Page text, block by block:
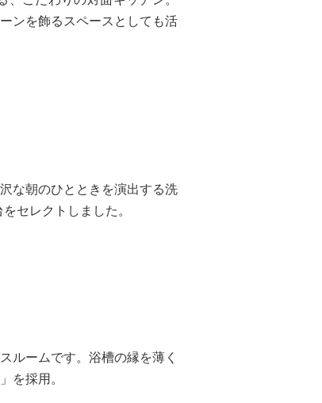
ンを飾るスペースとしても活
な朝のひとときを演出する洗
セレクトしました。
ルームです。浴槽の縁を薄く
を採用。